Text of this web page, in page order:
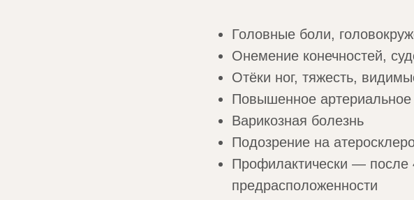
Головные боли,
Онемение конечностей,
Отёки ног, тяжесть,
Повышенное
Варикозная болезнь
Подозрение на
Профилактически — после
предрасположенности